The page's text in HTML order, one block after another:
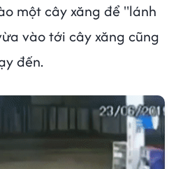
một cây xăng để "lánh
vào tới cây xăng cũng
đến.